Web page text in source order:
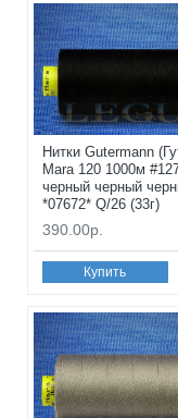
Нитки Gutermann
Mara 120 1000м
черный черный
*07672* Q/26 (33г)
390.00р.
Купить